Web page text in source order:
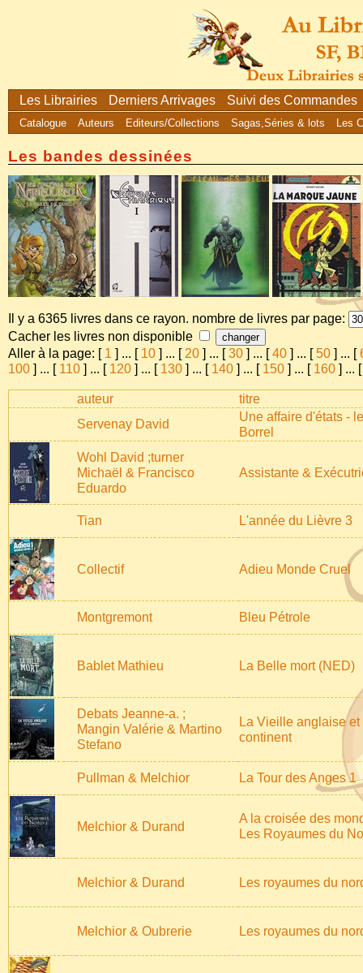
Les Librairies Derniers Arrivages Suivi des Commandes
Catalogue Auteurs Editeurs/Collections Sagas,Séries & lots Les
Les bandes dessinées
Il y a 6365 livres dans ce rayon. nombre de livres par page:
Cacher les livres non disponible
Aller à la page: [ 1 ] ... [ 10 ] ... [ 20 ] ... [30 ] ... [40 ] ... [ 50 ] ... [
100 ] ... [ 110 ] ... [ 120 ] ... [ 130 ] ... [ 140 ] ... [ 150 ] ... [ 160 ] ...
auteur
titre
Servenay David
Une affaire d'états -
Borrel
Wohl David ;turner
Michaël & Francisco
Eduardo
Assistante &
Tian L'année du Lièvre 3
Collectif Adieu Monde Cruel
Montgremont Bleu Pétrole
Bablet Mathieu La Belle mort (NED)
Debats Jeanne-a. ;
Mangin Valérie & Martino
Stefano
La Vieille anglaise et
continent
Pullman & Melchior La Tour des Anges 1
Melchior & Durand
A la croisée des
Les Royaumes du
Melchior & Durand Les royaumes du
Melchior & Oubrerie Les royaumes du